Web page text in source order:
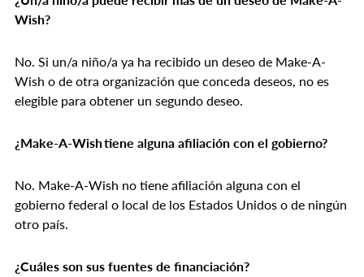
Wish?
No. Si un/a niño/a ya ha recibido un deseo de Make-A-
Wish o de otra organización que conceda deseos, no es
elegible para obtener un segundo deseo.
¿Make-A-Wish tiene alguna afiliación con el gobierno?
No. Make-A-Wish no tiene afiliación alguna con el
gobierno federal o local de los Estados Unidos o de ningún
otro país.
¿Cuáles son sus fuentes de financiación?